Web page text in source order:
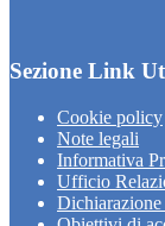
Sezione Link
Cookie policy
Note legali
Informativa
Ufficio
Dichiarazione